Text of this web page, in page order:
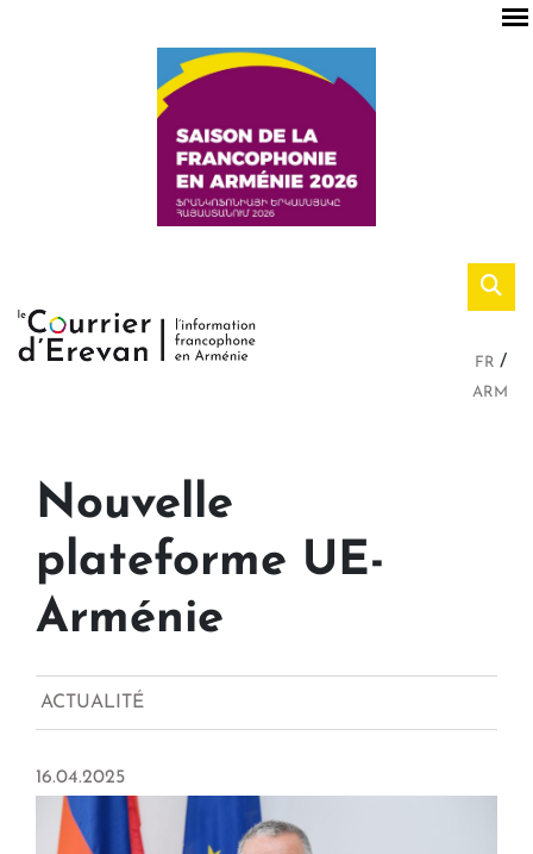
FR
ARM
Nouvelle
plateforme UE-
Arménie
ACTUALITÉ
16.04.2025